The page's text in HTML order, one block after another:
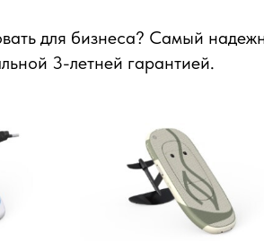
для бизнеса? Самый
3-летней гарантией.